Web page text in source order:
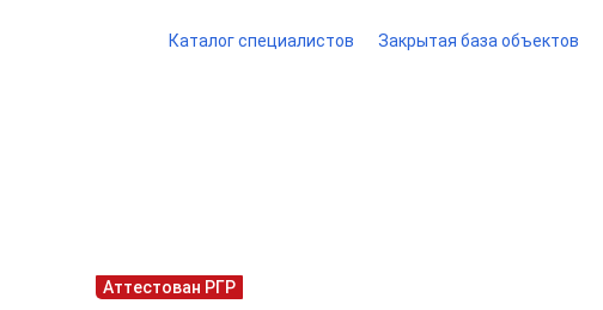
Каталог специалистов Закрытая база объектов
Аттестован РГР